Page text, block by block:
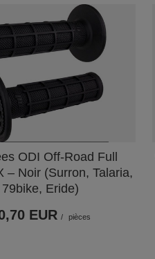
ODI Off-Road Full
– Noir (Surron, Talaria,
79bike, Eride)
EUR / pièces